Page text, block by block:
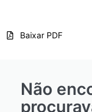
Baixar PDF
Não